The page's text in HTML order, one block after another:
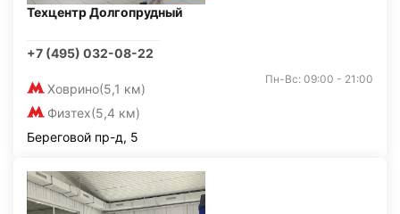
Техцентр Долгопрудный
+7 (495) 032-08-22
Ховрино(5,1 км)
Физтех(5,4 км)
Пн-Вс: 09:00 - 21:00
Береговой пр-д, 5